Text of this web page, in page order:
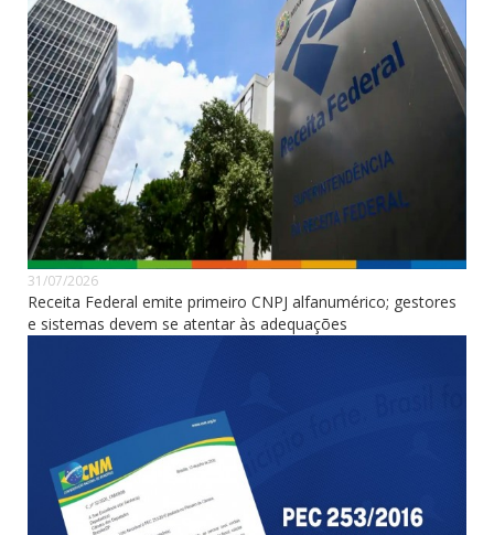
31/07/2026
Receita Federal emite primeiro CNPJ alfanumérico; gestores
e sistemas devem se atentar às adequações